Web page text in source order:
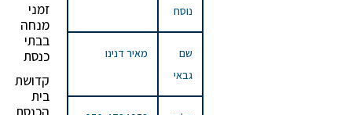
זמני
מנחה
בבתי
כנסת
קדושת
בית
נוסח
שם
גבאי
מאיר דנינו